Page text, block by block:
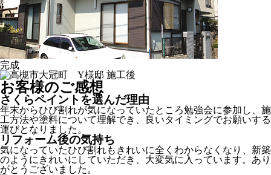
完成
お客様のご感想
さくらペイントを選んだ理由
年末からひび割れが気になっていたところ勉強会に参加し、施
工方法や塗料について理解でき、良いタイミングでお願いする
運びとなりました。
リフォーム後の気持ち
気になっていたひび割れもきれいに全くわからなくなり、新築
のようにきれいにしていただき、大変気に入っています。あり
がとうございました。